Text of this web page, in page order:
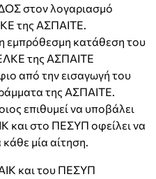
στον λογαριασμό
της ΑΣΠΑΙΤΕ.
εμπρόθεσμη κατάθεση του
της ΑΣΠΑΙΤΕ
από την εισαγωγή του
της ΑΣΠΑΙΤΕ.
επιθυμεί να υποβάλει
και στο ΠΕΣΥΠ οφείλει να
μία αίτηση.
και του ΠΕΣΥΠ